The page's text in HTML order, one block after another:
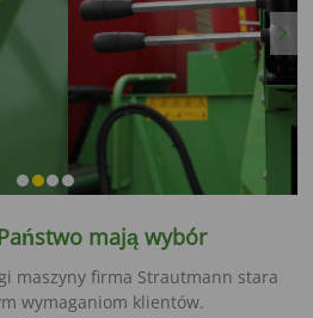
mają wybór
maszyny firma Strautmann stara
wymaganiom klientów.